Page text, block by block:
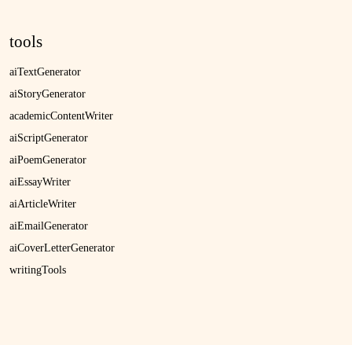
tools
aiTextGenerator
aiStoryGenerator
academicContentWriter
aiScriptGenerator
aiPoemGenerator
aiEssayWriter
aiArticleWriter
aiEmailGenerator
aiCoverLetterGenerator
writingTools